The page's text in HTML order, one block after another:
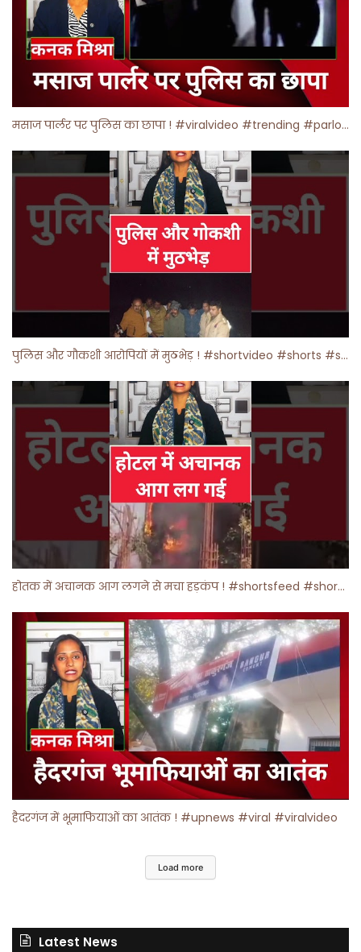
मसाज पार्लर पर पुलिस का छापा ! #viralvideo #trending #parlour
पुलिस और गौकशी आरोपियों में मुठभेड़ ! #shortvideo #shorts #shortsfeed
होतक में अचानक आग लगने से मचा हड़कंप ! #shortsfeed #shorts #viralshorts
हैदरगंज में भूमाफियाओं का आतंक ! #upnews #viral #viralvideo
Load more
Latest News